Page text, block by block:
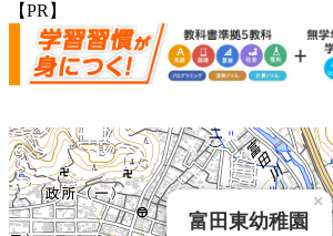
【PR】
富田東幼稚園
×